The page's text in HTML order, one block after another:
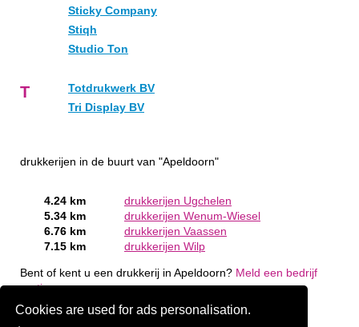
Cookies are used for ads personalisation.
Sticky Company
Stiqh
Studio Ton
T
Totdrukwerk BV
Tri Display BV
drukkerijen in de buurt van "Apeldoorn"
4.24 km
drukkerijen Ugchelen
5.34 km
drukkerijen Wenum-Wiesel
6.76 km
drukkerijen Vaassen
7.15 km
drukkerijen Wilp
Bent of kent u een drukkerij in Apeldoorn? Meld een bedrijf
gratis aan